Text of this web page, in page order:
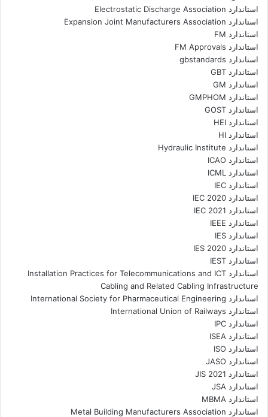
استاندارد Electrostatic Discharge Association
استاندارد Expansion Joint Manufacturers Association
استاندارد FM
استاندارد FM Approvals
استاندارد gbstandards
استاندارد GBT
استاندارد GM
استاندارد GMPHOM
استاندارد GOST
استاندارد HEI
استاندارد HI
استاندارد Hydraulic Institute
استاندارد ICAO
استاندارد ICML
استاندارد IEC
استاندارد IEC 2020
استاندارد IEC 2021
استاندارد IEEE
استاندارد IES
استاندارد IES 2020
استاندارد IEST
استاندارد Installation Practices for Telecommunications and ICT
Cabling and Related Cabling Infrastructure
استاندارد International Society for Pharmaceutical Engineering
استاندارد International Union of Railways
استاندارد IPC
استاندارد ISEA
استاندارد ISO
استاندارد JASO
استاندارد JIS 2021
استاندارد JSA
استاندارد MBMA
استاندارد Metal Building Manufacturers Association